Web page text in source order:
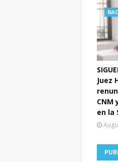
Juez
CNM
en la